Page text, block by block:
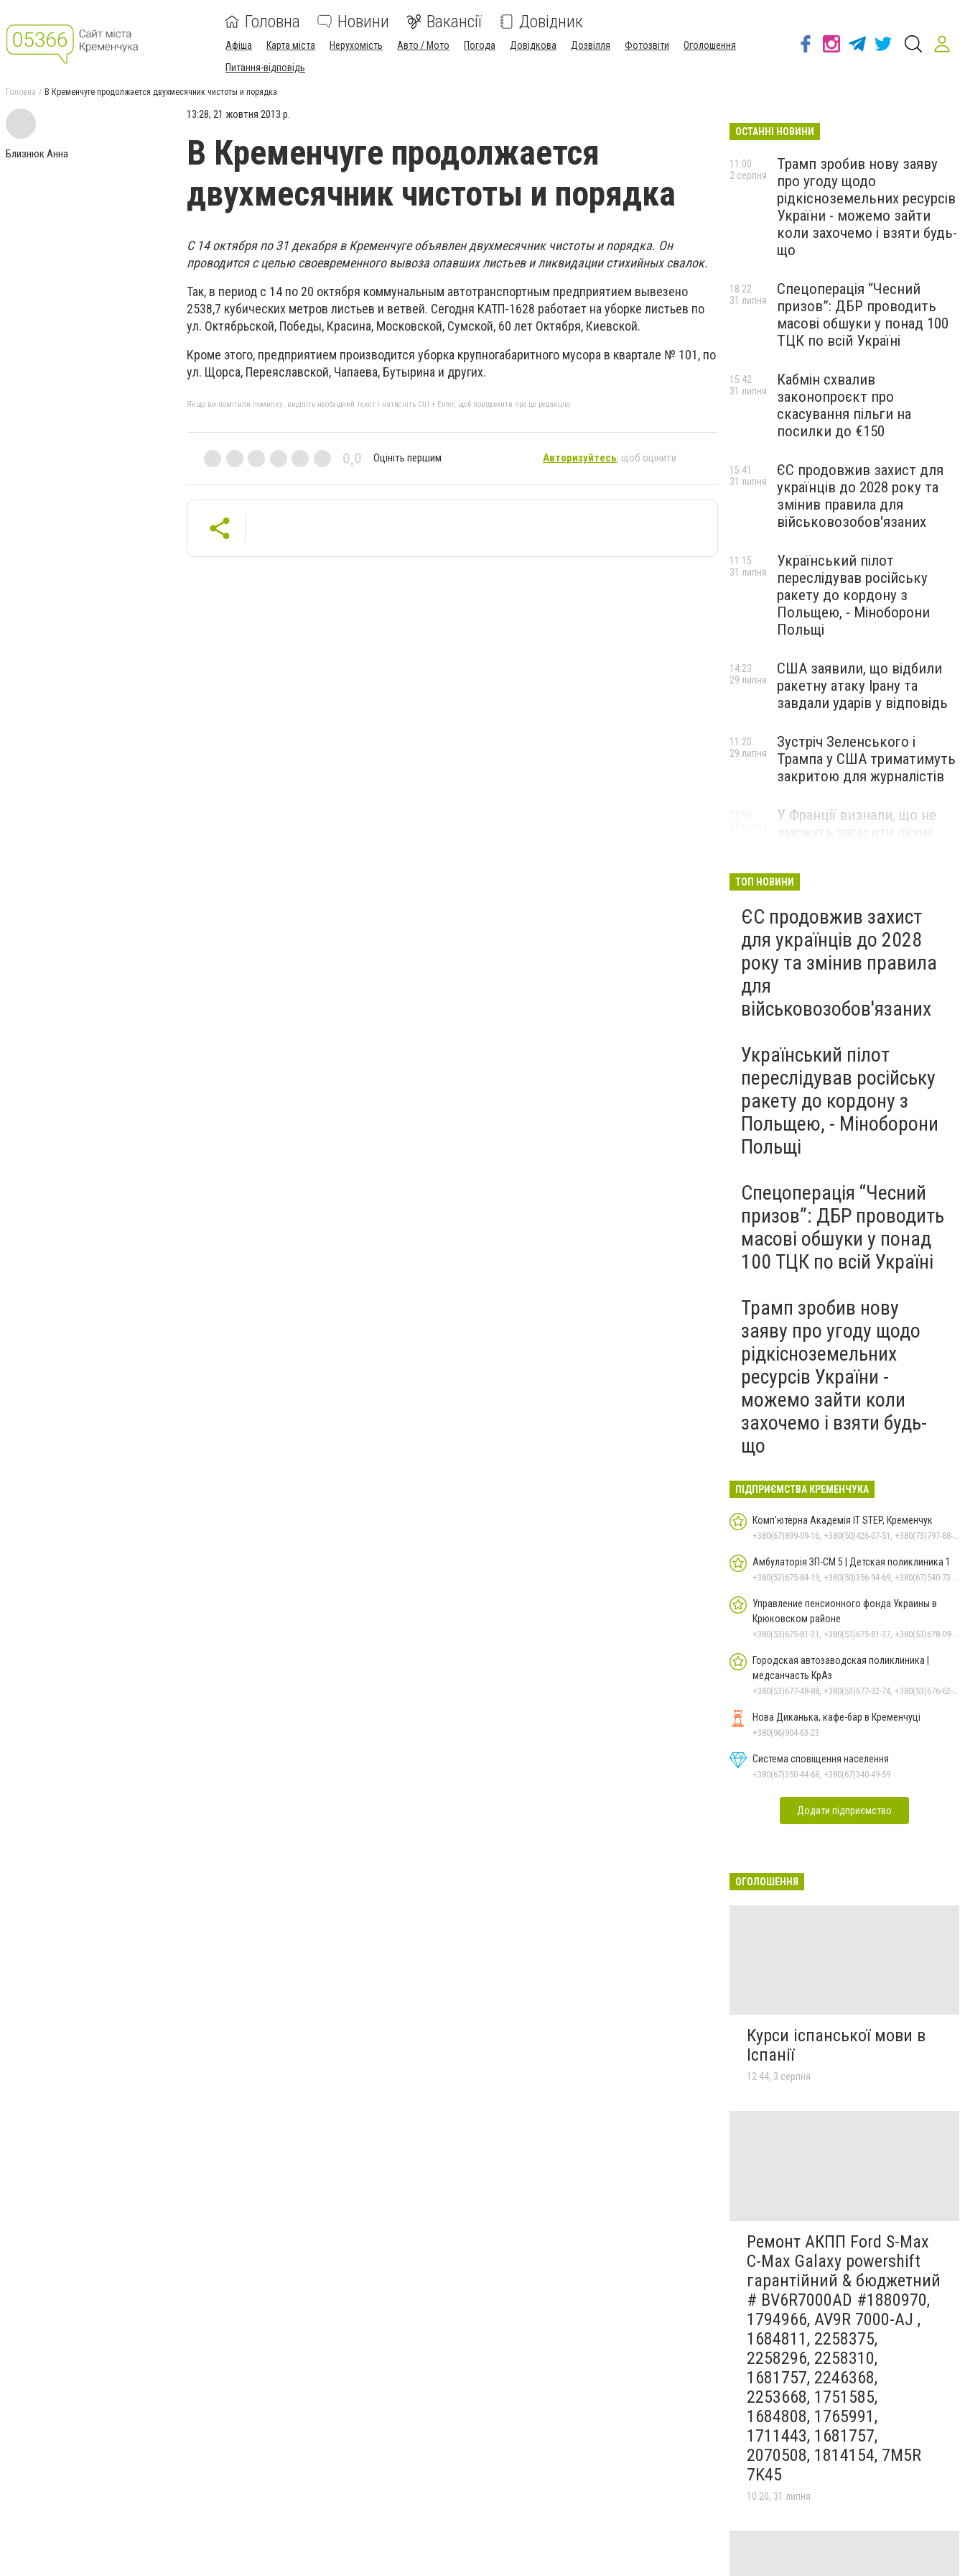
Головна Новини Вакансії Довідник
Афіша Карта міста Нерухомість Авто / Мото Погода Довідкова Дозвілля Фотозвіти
Оголошення
Питання-відповідь
Головна В Кременчуге продолжается двухмесячник чистоты и порядка
Близнюк Анна
13:28, 21 жовтня 2013 р.
В Кременчуге продолжается
двухмесячник чистоты и порядка
С 14 октября по 31 декабря в Кременчуге объявлен двухмесячник чистоты и порядка. Он
проводится с целью своевременного вывоза опавших листьев и ликвидации стихийных свалок.
Так, в период с 14 по 20 октября коммунальным автотранспортным предприятием вывезено
2538,7 кубических метров листьев и ветвей. Сегодня КАТП-1628 работает на уборке листьев по
ул. Октябрьской, Победы, Красина, Московской, Сумской, 60 лет Октября, Киевской.
Кроме этого, предприятием производится уборка крупногабаритного мусора в квартале № 101, по
ул. Щорса, Переяславской, Чапаева, Бутырина и других.
Якщо ви помітили помилку, виділіть необхідний текст і натисніть Ctrl + Enter, щоб повідомити про це редакцію
0,0 Оцініть першим Авторизуйтесь, щоб оцінити
ОСТАННІ НОВИНИ
Трамп зробив нову заяву
про угоду щодо
рідкісноземельних ресурсів
України - можемо зайти
коли захочемо і взяти будь-
що
11:00
2 серпня
Спецоперація “Чесний
призов”: ДБР проводить
масові обшуки у понад 100
ТЦК по всій Україні
18:22
31 липня
Кабмін схвалив
законопроєкт про
скасування пільги на
посилки до €150
15:42
31 липня
ЄС продовжив захист для
українців до 2028 року та
змінив правила для
військовозобов'язаних
15:41
31 липня
Український пілот
переслідував російську
ракету до кордону з
Польщею, - Міноборони
Польщі
11:15
31 липня
США заявили, що відбили
ракетну атаку Ірану та
завдали ударів у відповідь
14:23
29 липня
Зустріч Зеленського і
Трампа у США триматимуть
закритою для журналістів
11:20
29 липня
У Франції визнали, що не
ТОП НОВИНИ
ЄС продовжив захист
для українців до 2028
року та змінив правила
для
військовозобов'язаних
Український пілот
переслідував російську
ракету до кордону з
Польщею, - Міноборони
Польщі
Спецоперація “Чесний
призов”: ДБР проводить
масові обшуки у понад
100 ТЦК по всій Україні
Трамп зробив нову
заяву про угоду щодо
рідкісноземельних
ресурсів України -
можемо зайти коли
захочемо і взяти будь-
що
ПІДПРИЄМСТВА КРЕМЕНЧУКА
Комп'ютерна Академія IT STEP, Кременчук
+380(67)899-09-16, +380(50)426-07-51, +380(73)797-88-17
Амбулаторія ЗП-СМ 5 | Детская поликлиника 1
+380(53)675-84-19, +380(50)356-94-69, +380(67)540-73-87
Управление пенсионного фонда Украины в
Крюковском районе
+380(53)675-81-31, +380(53)675-81-37, +380(53)678-09-01, +380(53)675-81-32, +380(53)675-81-40, +380(53)675-81-33, +380(53)675-81-38, +380(53)678-08-87
Городская автозаводская поликлиника |
медсанчасть КрАз
+380(53)677-48-88, +380(53)677-32-74, +380(53)676-62-99, +380536766187
Нова Диканька, кафе-бар в Кременчуці
+380(96)904-63-23
Система сповіщення населення
+380(67)350-44-68, +380(67)340-49-59
Додати підприємство
ОГОЛОШЕННЯ
Курси іспанської мови в
Іспанії
12:44, 3 серпня
Ремонт АКПП Ford S-Max
C-Max Galaxy powershift
гарантійний & бюджетний
# BV6R7000AD #1880970,
1794966, AV9R 7000-AJ ,
1684811, 2258375,
2258296, 2258310,
1681757, 2246368,
2253668, 1751585,
1684808, 1765991,
1711443, 1681757,
2070508, 1814154, 7M5R
7K45
10:20, 31 липня